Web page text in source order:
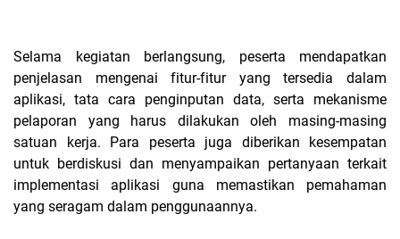
Selama kegiatan berlangsung, peserta mendapatkan
penjelasan mengenai fitur-fitur yang tersedia dalam
aplikasi, tata cara penginputan data, serta mekanisme
pelaporan yang harus dilakukan oleh masing-masing
satuan kerja. Para peserta juga diberikan kesempatan
untuk berdiskusi dan menyampaikan pertanyaan terkait
implementasi aplikasi guna memastikan pemahaman
yang seragam dalam penggunaannya.